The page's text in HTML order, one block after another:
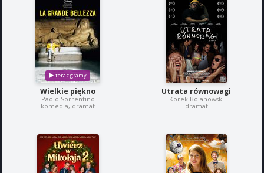
Wielkie piękno
Paolo Sorrentino
komedia, dramat
Utrata równowagi
Korek Bojanowski
dramat